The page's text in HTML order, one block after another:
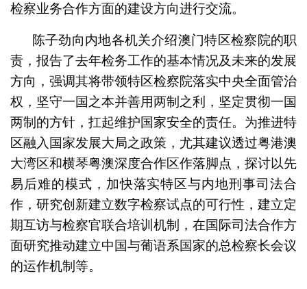
检察业务合作方面的建设方向进行交流。
陈子劲向内地各机关介绍澳门特区检察院的职
责，报告了去年检务工作的基本情况及未来的发展
方向，强调其将带领特区检察院落实中央全面管治
权，坚守一国之本并善用两制之利，坚定贯彻一国
两制的方针，扛起维护国家安全的责任。为推进特
区融入国家发展大局之政策，尤其建议透过粤港澳
大湾区和横琴粤澳深度合作区作落脚点，探讨以先
易后难的模式，加快落实特区与内地刑事司法合
作，研究创新建立数字检察试点的可行性，建立定
期互访与检察官联合培训机制，在国际司法合作方
面研究推动建立中国与葡语系国家的总检察长会议
的运作机制等。